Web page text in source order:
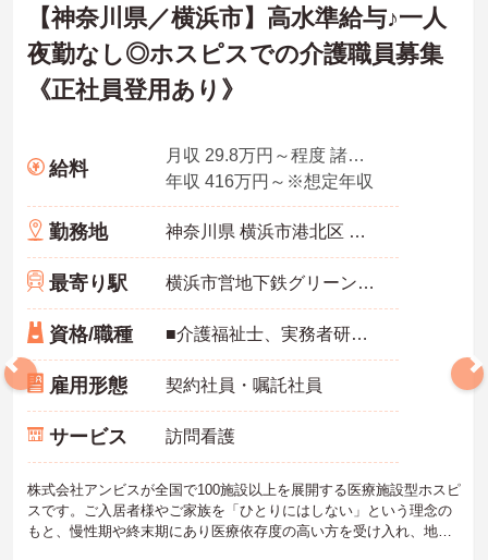
【神奈川県／横浜市】高水準給与♪一人
夜勤なし◎ホスピスでの介護職員募集
《正社員登用あり》
給料
月収 29.8万円～程度 諸手当込・夜勤4回/月想定
年収 416万円～※想定年収
勤務地 神奈川県 横浜市港北区 日吉3-2-8
最寄り駅 横浜市営地下鉄グリーンライン「日吉(神奈川)駅」徒歩8分
資格/職種 ■介護福祉士、実務者研修、初任者研修 いずれか ※特養、老健、病院、有老などの実務経験1年以上ある方 ※身体介護の経験年以上ある方、機械浴の使用の経験のある方歓迎
雇用形態 契約社員・嘱託社員
サービス 訪問看護
株式会社アンビスが全国で100施設以上を展開する医療施設型ホスピ
スです。ご入居者様やご家族を「ひとりにはしない」という理念の
もと、慢性期や終末期にあり医療依存度の高い方を受け入れ、地域